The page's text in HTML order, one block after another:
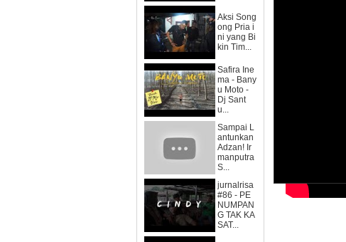
Aksi Song
ong Pria i
ni yang Bi
kin Tim...
Safira Ine
ma - Bany
u Moto -
Dj Sant
u...
Sampai L
antunkan
Adzan! Ir
manputra
S...
jurnalrisa
#86 - PE
NUMPAN
G TAK KA
SAT...